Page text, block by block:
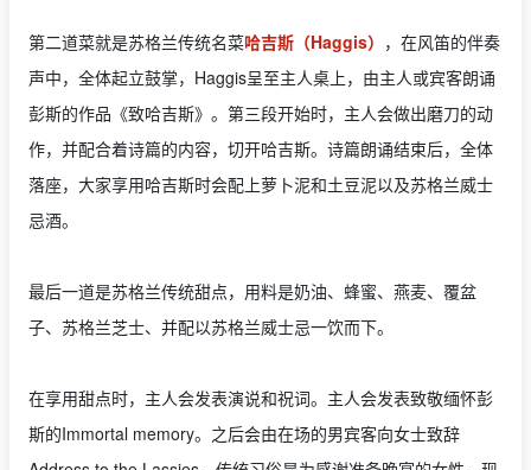
第二道菜就是苏格兰传统名菜哈吉斯（Haggis） ，在风笛的伴奏
声中，全体起立鼓掌，Haggis呈至主人桌上，由主人或宾客朗诵
彭斯的作品《致哈吉斯》。第三段开始时，主人会做出磨刀的动
作，并配合着诗篇的内容，切开哈吉斯。诗篇朗诵结束后，全体
落座，大家享用哈吉斯时会配上萝卜泥和土豆泥以及苏格兰威士
忌酒。
最后一道是苏格兰传统甜点，用料是奶油、蜂蜜、燕麦、覆盆
子、苏格兰芝士、并配以苏格兰威士忌一饮而下。
在享用甜点时，主人会发表演说和祝词。主人会发表致敬缅怀彭
斯的Immortal memory。之后会由在场的男宾客向女士致辞